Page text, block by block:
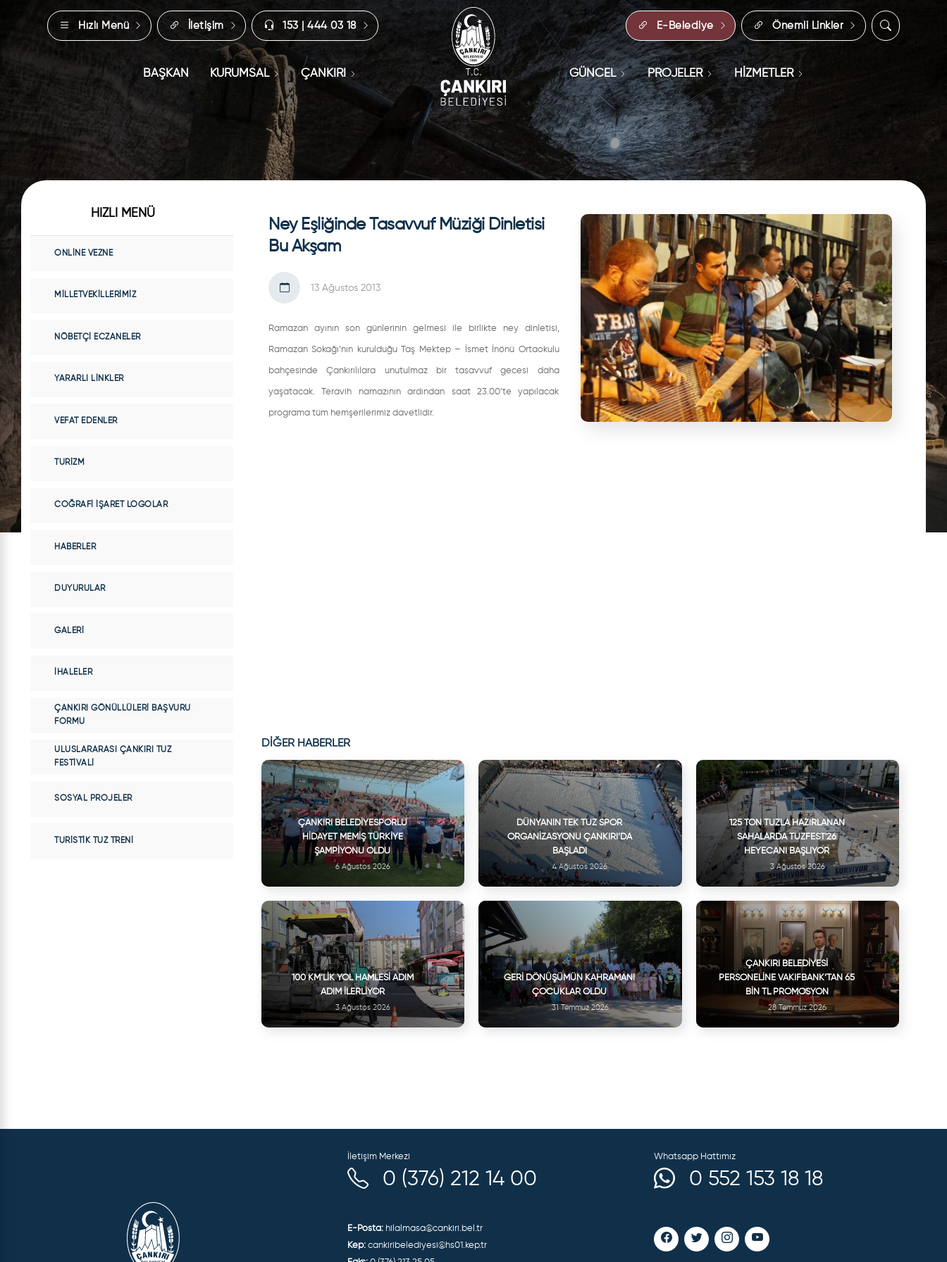
Hızlı Menü İletişim 153 | 444 03 18 E-Belediye Önemli Linkler
BAŞKAN KURUMSAL ÇANKIRI GÜNCEL PROJELER HİZMETLER
Ney Eşliğinde Tasavvuf Müziği Dinletisi
Bu Akşam
13 Ağustos 2013
Ramazan ayının son günlerinin gelmesi ile birlikte ney dinletisi,
Ramazan Sokağı’nın kurulduğu Taş Mektep – İsmet İnönü Ortaokulu
bahçesinde Çankırılılara unutulmaz bir tasavvuf gecesi daha
yaşatacak. Teravih namazının ardından saat 23.00’te yapılacak
programa tüm hemşerilerimiz davetlidir.
DİĞER HABERLER
ÇANKIRI BELEDIYESPORLU
HIDAYET MEMIŞ TÜRKIYE
ŞAMPIYONU OLDU
6 Ağustos 2026
DÜNYANIN TEK TUZ SPOR
ORGANIZASYONU ÇANKIRI’DA
BAŞLADI
4 Ağustos 2026
125 TON TUZLA HAZIRLANAN
SAHALARDA TUZFEST'26
HEYECANI BAŞLIYOR
3 Ağustos 2026
100 KM’LIK YOL HAMLESI ADIM
ADIM İLERLIYOR
3 Ağustos 2026
GERI DÖNÜŞÜMÜN KAHRAMANI
ÇOCUKLAR OLDU
31 Temmuz 2026
ÇANKIRI BELEDIYESI
PERSONELINE VAKIFBANK’TAN 65
BIN TL PROMOSYON
28 Temmuz 2026
HIZLI MENÜ
ONLINE VEZNE
MILLETVEKILLERIMIZ
NÖBETÇI ECZANELER
YARARLI LINKLER
VEFAT EDENLER
TURIZM
COĞRAFI İŞARET LOGOLAR
HABERLER
DUYURULAR
GALERI
İHALELER
ÇANKIRI GÖNÜLLÜLERI BAŞVURU
FORMU
ULUSLARARASI ÇANKIRI TUZ
FESTIVALI
SOSYAL PROJELER
TURISTIK TUZ TRENI
İletişim Merkezi
0 (376) 212 14 00
Whatsapp Hattımız
0 552 153 18 18
E-Posta: hilalmasa@cankiri.bel.tr
Kep: cankiribelediyesi@hs01.kep.tr